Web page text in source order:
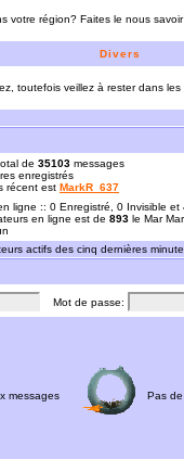
votre région? Faites le nous savoir
Divers
toutefois veillez à rester dans les
de 35103 messages
enregistrés
récent est MarkR_637
ligne :: 0 Enregistré, 0 Invisible
en ligne est de 893 le Mar
actifs des cinq dernières
Mot de passe:
messages Pas